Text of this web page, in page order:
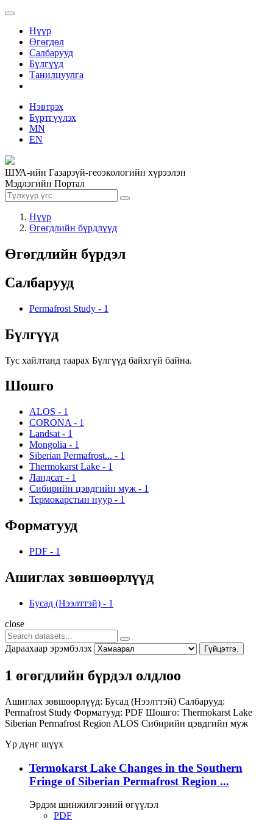
Нүүр
Өгөгдөл
Салбарууд
Бүлгүүд
Танилцуулга
Нэвтрэх
Бүртгүүлэх
MN
EN
ШУА-ийн Газарзүй-геоэкологийн хүрээлэн
Мэдлэгийн Портал
Нүүр
Өгөгдлийн бүрдлүүд
Өгөгдлийн бүрдэл
Салбарууд
Permafrost Study - 1
Бүлгүүд
Тус хайлтанд таарах Бүлгүүд байхгүй байна.
Шошго
ALOS - 1
CORONA - 1
Landsat - 1
Mongolia - 1
Siberian Permafrost... - 1
Thermokarst Lake - 1
Ландсат - 1
Сибирийн цэвдгийн муж - 1
Термокарстын нуур - 1
Форматууд
PDF - 1
Ашиглах зөвшөөрлүүд
Бусад (Нээлттэй) - 1
close
Дараахаар эрэмбэлэх Гүйцэтгэ.
1 өгөгдлийн бүрдэл олдлоо
Ашиглах зөвшөөрлүүд: Бусад (Нээлттэй) Салбарууд:
Permafrost Study Форматууд: PDF Шошго: Thermokarst Lake
Siberian Permafrost Region ALOS Сибирийн цэвдгийн муж
Үр дүнг шүүх
Termokarst Lake Changes in the Southern
Fringe of Siberian Permafrost Region ...
Эрдэм шинжилгээний өгүүлэл
PDF